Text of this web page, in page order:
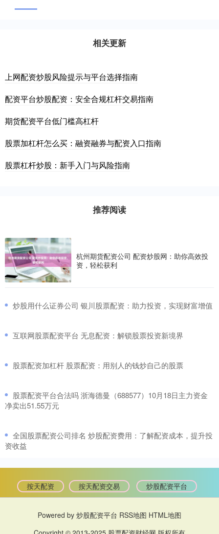
相关更新
上网配资炒股风险提示与平台选择指南
配资平台炒股配资：安全合规杠杆交易指南
期货配资平台低门槛高杠杆
股票加杠杆怎么买：融资融券与配资入口指南
股票杠杆炒股：新手入门与风险指南
推荐阅读
杭州期货配资公司 配资炒股网：助你高效投
资，轻松获利
​炒股用什么证券公司 银川股票配资：助力投资，实现财富增值
​互联网股票配资平台 无息配资：解锁股票投资新境界
​股票配资加杠杆 股票配资：用别人的钱炒自己的股票
​股票配资平台合法吗 浙海德曼（688577）10月18日主力资金
净卖出51.55万元
​全国股票配资公司排名 炒股配资费用：了解配资成本，提升投
资收益
按天配资 按天配资交易 炒股配资平台
Powered by 炒股配资平台 RSS地图 HTML地图